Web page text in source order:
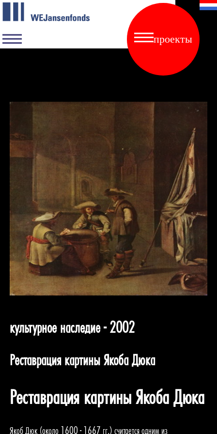
проекты
культурное наследие - 2002
Реставрация картины Якоба Дюка
Реставрация картины Якоба Дюка
Якоб Дюк (около 1600 - 1667 гг.) считается одним из